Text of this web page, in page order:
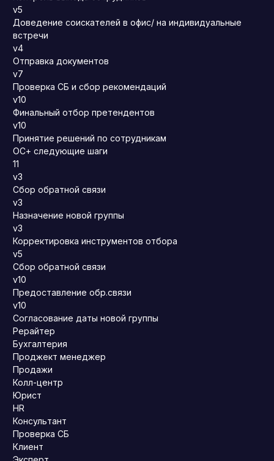
v5
Доведение соискателей в офис/ на индивидуальные
встречи
v4
Отправка документов
v7
Проверка СБ и сбор рекомендаций
v10
Финальный отбор претендентов
v10
Принятие решений по сотрудникам
ОС+ следующие шаги
11
v3
Сбор обратной связи
v3
Назначение новой группы
v3
Корректировка инструментов отбора
v5
Сбор обратной связи
v10
Предоставление обр.связи
v10
Согласование даты новой группы
Рерайтер
Бухгалтерия
Проджект менеджер
Продажи
Колл-центр
Юрист
HR
Консультант
Проверка СБ
Клиент